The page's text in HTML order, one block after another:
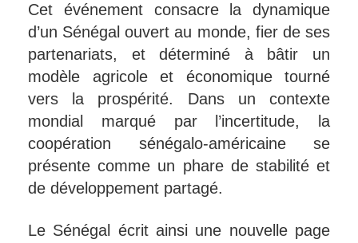
Cet événement consacre la dynamique
d’un Sénégal ouvert au monde, fier de ses
partenariats, et déterminé à bâtir un
modèle agricole et économique tourné
vers la prospérité. Dans un contexte
mondial marqué par l’incertitude, la
coopération sénégalo-américaine se
présente comme un phare de stabilité et
de développement partagé.
Le Sénégal écrit ainsi une nouvelle page